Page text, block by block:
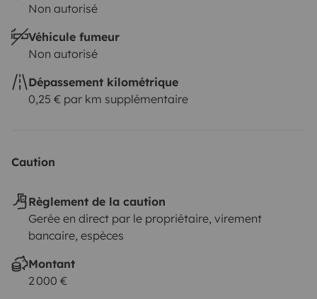
Non autorisé
Véhicule fumeur
Non autorisé
Dépassement kilométrique
0,25 € par km supplémentaire
Caution
Règlement de la caution
Gerée en direct par le propriétaire, virement
bancaire, espèces
Montant
2 000 €